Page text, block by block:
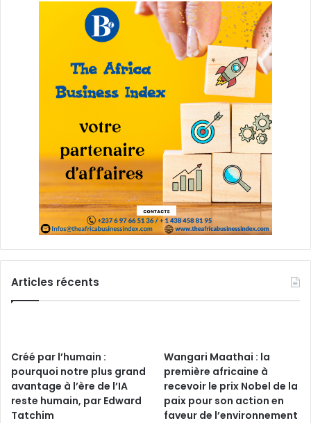
Articles récents
Créé par l’humain :
pourquoi notre plus grand
avantage à l’ère de l’IA
reste humain, par Edward
Tatchim
Wangari Maathai : la
première africaine à
recevoir le prix Nobel de la
paix pour son action en
faveur de l’environnement